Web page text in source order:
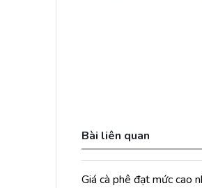
Bài liên quan
Giá cà phê đạt mức cao